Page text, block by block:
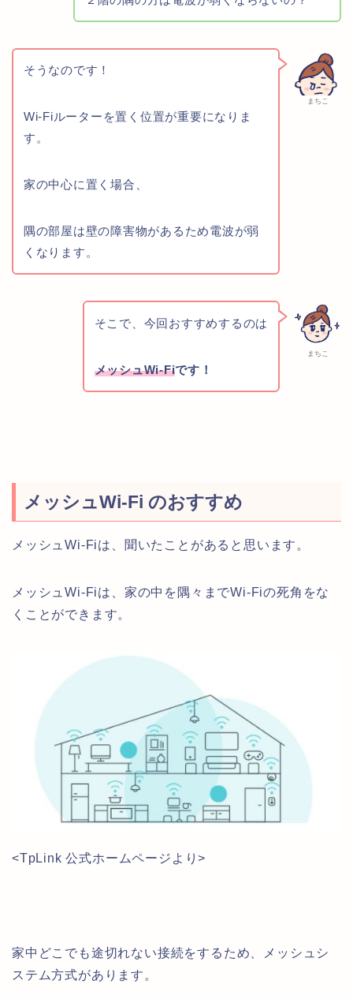
まちこ
そうなのです！
Wi-Fiルーターを置く位置が重要になりま
す。
家の中心に置く場合、
隅の部屋は壁の障害物があるため電波が弱
くなります。
まちこ
そこで、今回おすすめするのは
メッシュWi-Fiです！
メッシュWi-Fi のおすすめ
メッシュWi-Fiは、聞いたことがあると思います。
メッシュWi-Fiは、家の中を隅々までWi-Fiの死角をな
くことができます。
<TpLink 公式ホームページより>
家中どこでも途切れない接続をするため、メッシュシ
ステム方式があります。